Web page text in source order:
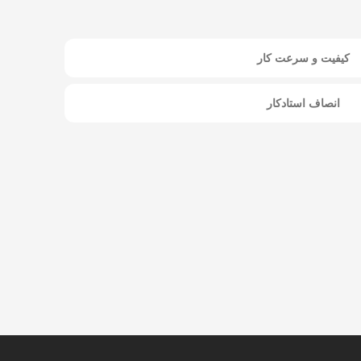
کیفیت و سرعت کار
انصاف استادکار